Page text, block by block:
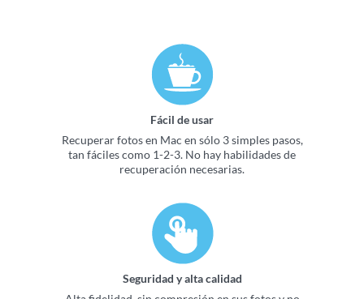
Fácil de usar
Recuperar fotos en Mac en sólo 3 simples pasos,
tan fáciles como 1-2-3. No hay habilidades de
recuperación necesarias.
Seguridad y alta calidad